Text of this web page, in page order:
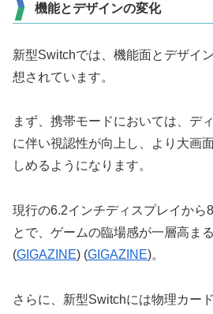
機能とデザインの変化
新型Switchでは、機能面とデザイ
想されています。
まず、携帯モードにおいては、デ
に伴い視認性が向上し、より大画
しめるようになります。
現行の6.2インチディスプレイから
とで、ゲームの臨場感が一層高ま
(GIGAZINE)​​ (GIGAZINE)​。
さらに、新型Switchには物理カー